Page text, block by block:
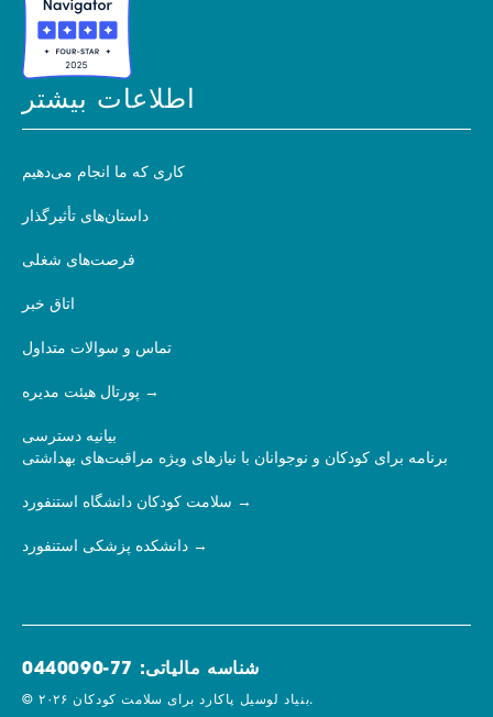
اطلاعات بیشتر
کاری که ما انجام می‌دهیم
داستان‌های تأثیرگذار
فرصت‌های شغلی
اتاق خبر
تماس و سوالات متداول
پورتال هیئت مدیره
بیانیه دسترسی
برنامه برای کودکان و نوجوانان با نیازهای ویژه مراقبت‌های بهداشتی
سلامت کودکان دانشگاه استنفورد
دانشکده پزشکی استنفورد
شناسه مالیاتی: 77-0440090
© ۲۰۲۶ بنیاد لوسیل پاکارد برای سلامت کودکان.